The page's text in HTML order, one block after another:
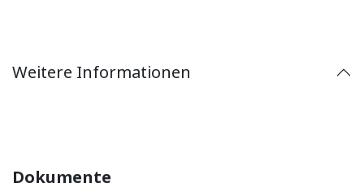
Weitere Informationen
Dokumente